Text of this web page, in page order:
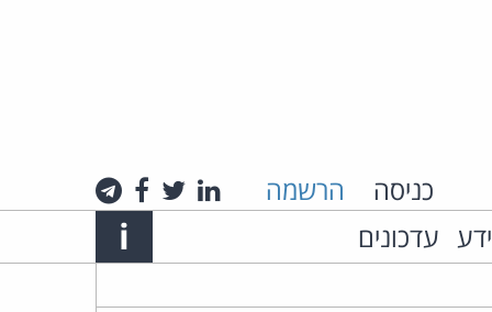
כניסה הרשמה לינקדאין
טוויטרפייסבוק
עדכונים Info
i